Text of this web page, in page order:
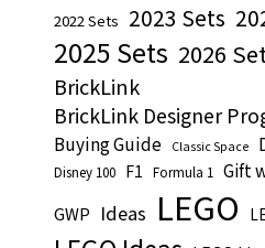
2022 Sets 2023 Sets
2025 Sets 2026
BrickLink
BrickLink Designer
Buying Guide Classic Space
Disney 100 F1 Formula 1 Gift
GWP Ideas LEGO